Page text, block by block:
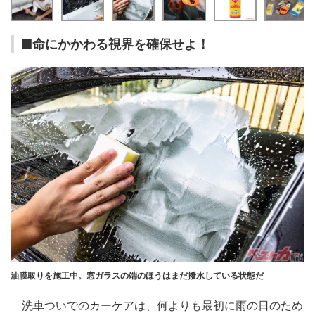
■命にかかわる視界を確保せよ！
油膜取りを施工中。窓ガラスの端のほうはまだ撥水している状態だ
洗車ついでのカーケアは、何よりも最初に雨の日のため